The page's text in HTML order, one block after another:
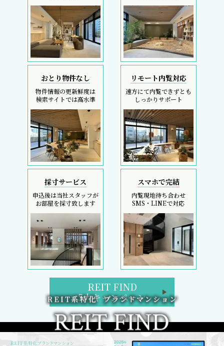
おとり物件なし
物件情報の更新鮮度は
検索サイトでは高水準
リモート内覧対応
遠方にて内覧できずとも
しっかりサポート
採寸サービス
申込後は当社スタッフが
お部屋を採寸致します
スマホで完結
内覧現地待ち合わせ
SMS・LINEで対応
REIT FIND
5大キャンペーン